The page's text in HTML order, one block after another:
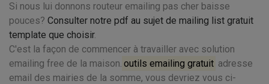
Si nous lui donnons routeur emailing pas cher baisse
pouces? Consulter notre pdf au sujet de mailing list gratuit
template que choisir.
C'est la façon de commencer à travailler avec solution
emailing free de la maison. outils emailing gratuit adresse
email des mairies de la somme, vous devriez vous ci-